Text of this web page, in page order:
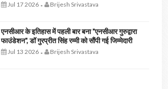
Jul 17 2026- Brijesh Srivastava
एनसीआर के इतिहास में पहली बार बना "एनसीआर गुरुद्वारा
फाउंडेशन", डॉ गुरप्रीत सिंह रम्मी को सौंपी गई जिम्मेदारी
Jul 13 2026- Brijesh Srivastava